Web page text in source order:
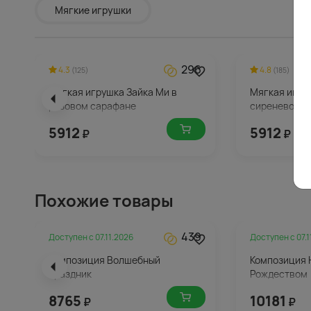
Мягкие игрушки
4.3 (125) 296
Мягкая игрушка Зайка Ми в
розовом сарафане
5912 ₽
4.8 (185)
Мягкая
сиреневом
5912 ₽
Похожие товары
Доступен с 07.11.2026 439
Композиция Волшебный
праздник
8765 ₽
Доступен с
Композиция
Рождеством
10181 ₽